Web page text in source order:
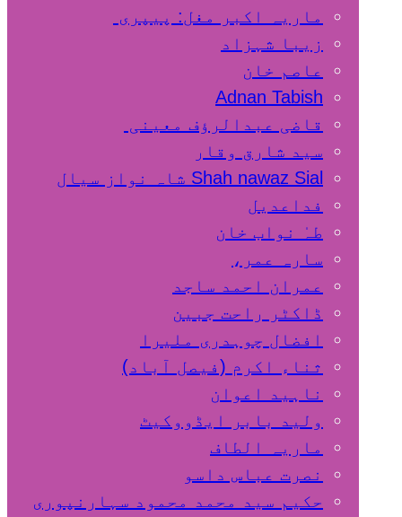
ماریہ اکبر مغل: پیپری
زیبا شہزاد
عاصم خان
Adnan Tabish
قاضی عبدالرؤف معینی
سید شارق وقار
Shah nawaz Sial شاہ نواز سیال
فداعدیل
طہٰ نواب خان
سارہ عمر،
عمران احمد ساجد
ڈاکٹر راحت جبین
افضال چوہدری ملیرا
ثناء اکرم (فیصل آباد)
ناہید اعوان
ولید بابر ایڈووکیٹ
ماریہ الطاف
نصرت عباس داسو
حکیم سید محمد محمود سہارنپوری